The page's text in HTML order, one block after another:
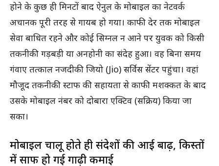
होने के कुछ ही मिनटों बाद ऐनुल के मोबाइल का नेटवर्क
अचानक पूरी तरह से गायब हो गया। काफी देर तक मोबाइल
सेवा बाधित रहने और कोई सिग्नल न आने पर युवक को किसी
तकनीकी गड़बड़ी या अनहोनी का संदेह हुआ। वह बिना समय
गंवाए तत्काल नजदीकी जियो (Jio) सर्विस सेंटर पहुंचा। वहां
मौजूद तकनीकी स्टाफ की सहायता से काफी मशक्कत के बाद
उसके मोबाइल नंबर को दोबारा एक्टिव (सक्रिय) किया जा
सका।
मोबाइल चालू होते ही संदेशों की आई बाढ़, किस्तों
में साफ हो गई गाढ़ी कमाई